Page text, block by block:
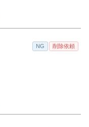
NG 削除依頼